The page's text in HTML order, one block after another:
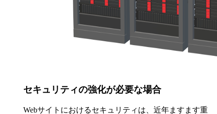
セキュリティの強化が必要な場合
Webサイトにおけるセキュリティは、近年ますます重